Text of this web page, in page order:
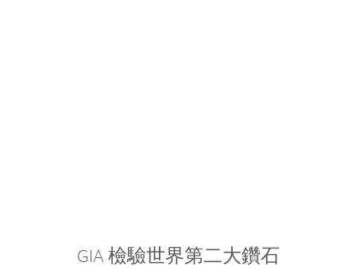
GIA 檢驗世界第二大鑽石